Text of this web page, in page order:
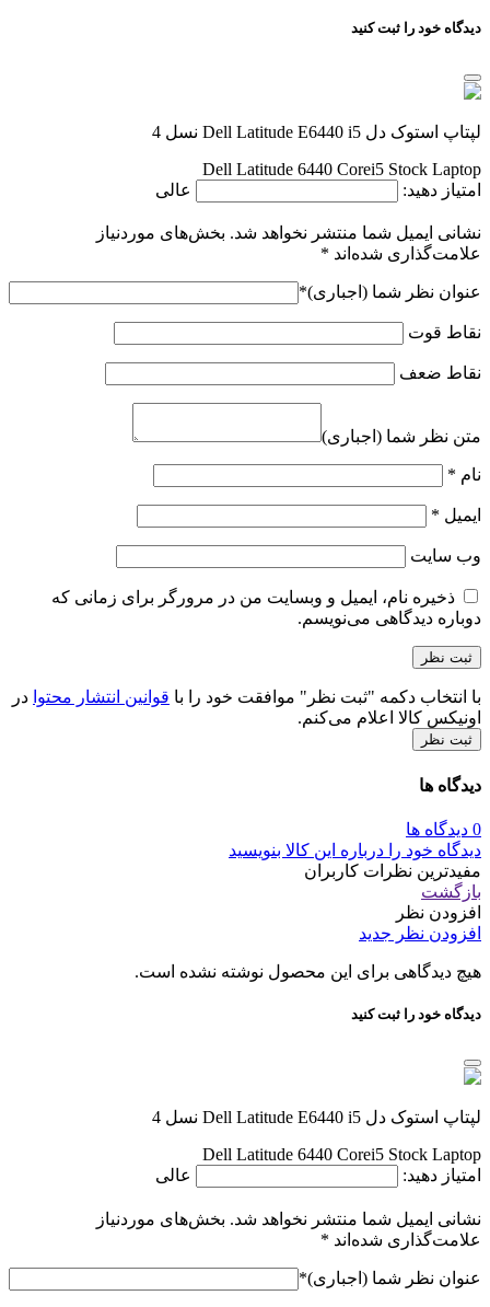
دیدگاه خود را ثبت کنید
لپتاپ استوک دل Dell Latitude E6440 i5 نسل 4
Dell Latitude 6440 Corei5 Stock Laptop
امتیاز دهید:
عالی
نشانی ایمیل شما منتشر نخواهد شد. بخش‌های موردنیاز
علامت‌گذاری شده‌اند *
عنوان نظر شما (اجباری)*
نقاط قوت
نقاط ضعف
متن نظر شما (اجباری)
نام *
ایمیل *
وب‌ سایت
ذخیره نام، ایمیل و وبسایت من در مرورگر برای زمانی که
دوباره دیدگاهی می‌نویسم.
با انتخاب دکمه "ثبت نظر" موافقت خود را با قوانین انتشار محتوا در
اونیکس کالا اعلام می‌کنم.
ثبت نظر
دیدگاه ها
0 دیدگاه ها
دیدگاه خود را درباره این کالا بنویسید
مفیدترین نظرات کاربران
بازگشت
افزودن نظر
افزودن نظر جدید
هیچ دیدگاهی برای این محصول نوشته نشده است.
دیدگاه خود را ثبت کنید
لپتاپ استوک دل Dell Latitude E6440 i5 نسل 4
Dell Latitude 6440 Corei5 Stock Laptop
امتیاز دهید:
عالی
نشانی ایمیل شما منتشر نخواهد شد. بخش‌های موردنیاز
علامت‌گذاری شده‌اند *
عنوان نظر شما (اجباری)*